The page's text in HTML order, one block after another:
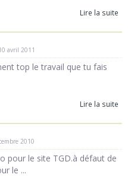
Lire la suite
avril 2011
top le travail que tu fais
Lire la suite
2010
pour le site TGD.à défaut de
le ...